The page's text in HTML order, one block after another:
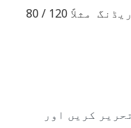
ڈائری میں فشار خون کی ریڈنگ مثلاً 120 / 80
کریں اور